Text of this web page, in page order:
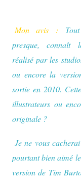
Mon avis :
presque, connaît
réalisé par les
ou encore la
sortie en 2010.
illustrateurs ou
originale ?
Je ne vous
pourtant bien aimé
version de Tim